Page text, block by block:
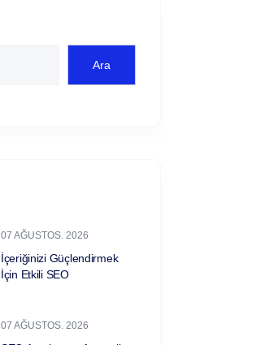
Ara
07 AĞUSTOS. 2026
İçeriğinizi Güçlendirmek
İçin Etkili SEO
07 AĞUSTOS. 2026